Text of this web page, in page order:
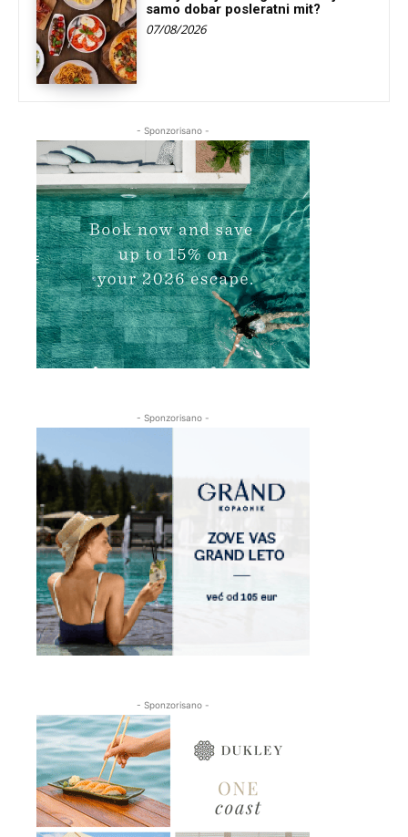
samo dobar posleratni mit?
07/08/2026
- Sponzorisano -
- Sponzorisano -
- Sponzorisano -